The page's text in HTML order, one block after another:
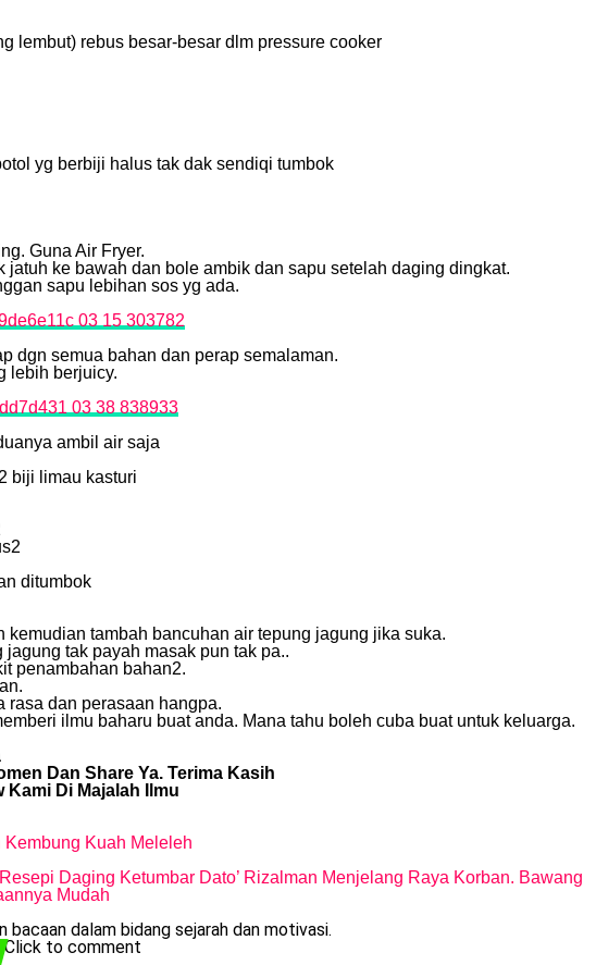
lembut) rebus besar-besar dlm pressure cooker
yg berbiji halus tak dak sendiqi tumbok
Guna Air Fryer.
ke bawah dan bole ambik dan sapu setelah daging dingkat.
sapu lebihan sos yg ada.
dgn semua bahan dan perap semalaman.
lebih berjuicy.
ambil air saja
biji limau kasturi
ditumbok
kemudian tambah bancuhan air tepung jagung jika suka.
tak payah masak pun tak pa..
penambahan bahan2.
rasa dan perasaan hangpa.
ilmu baharu buat anda. Mana tahu boleh cuba buat untuk keluarga.
Dan Share Ya. Terima Kasih
Di Majalah Ilmu
Kuah Meleleh
Daging Ketumbar Dato’ Rizalman Menjelang Raya Korban. Bawang
Mudah
bacaan dalam bidang sejarah dan motivasi.
Click to comment